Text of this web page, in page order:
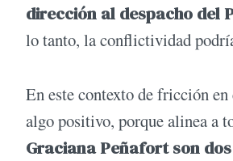
dirección al despacho del
lo tanto, la conflictividad
En este contexto de fricción
algo positivo, porque alinea a
Graciana Peñafort son